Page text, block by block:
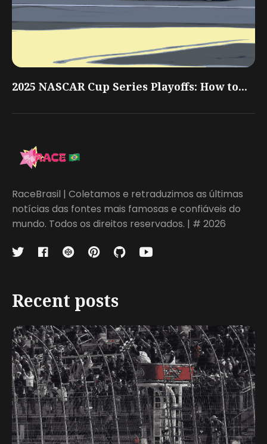
2025 NASCAR Cup Series Playoffs: How to...
RaceBrasil | Coletamos e retraduzimos as últimas
notícias das fontes mais famosas e confiáveis do
mundo. Todos os direitos reservados. | # 2026
Recent posts